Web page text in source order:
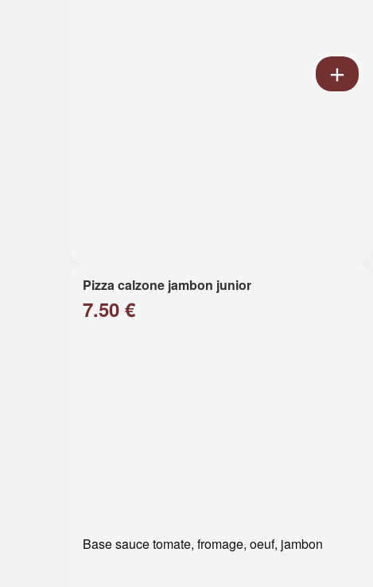
Pizza calzone jambon junior
7.50 €
Base sauce tomate, fromage, oeuf, jambon